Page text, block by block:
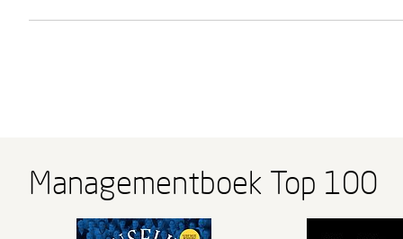
Managementboek Top 100